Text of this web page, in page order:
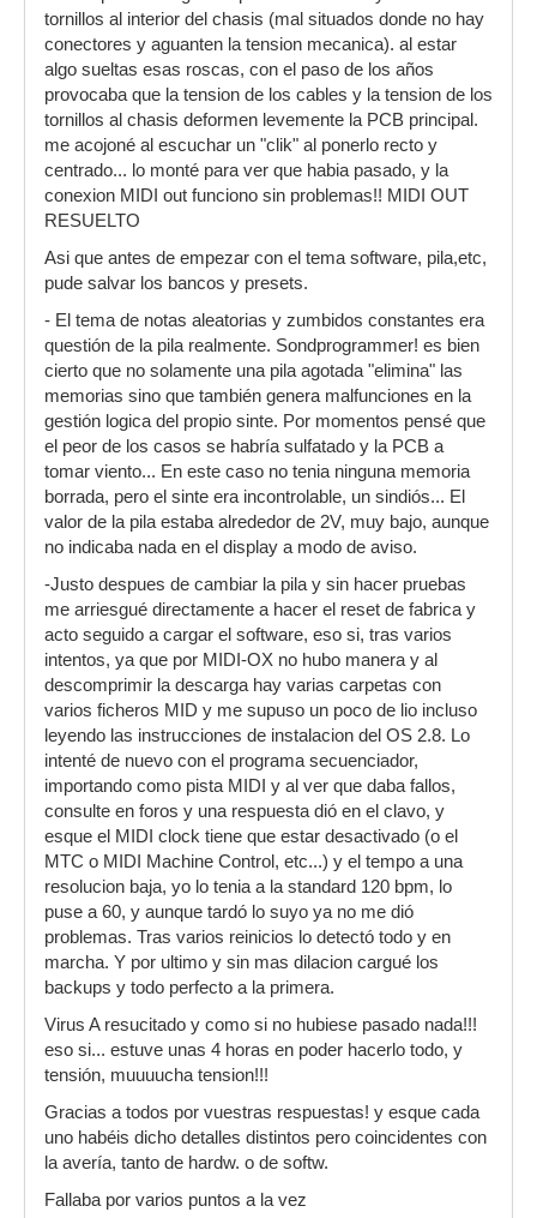
tornillos al interior del chasis (mal situados donde no hay
conectores y aguanten la tension mecanica). al estar
algo sueltas esas roscas, con el paso de los años
provocaba que la tension de los cables y la tension de los
tornillos al chasis deformen levemente la PCB principal.
me acojoné al escuchar un "clik" al ponerlo recto y
centrado... lo monté para ver que habia pasado, y la
conexion MIDI out funciono sin problemas!! MIDI OUT
RESUELTO
Asi que antes de empezar con el tema software, pila,etc,
pude salvar los bancos y presets.
- El tema de notas aleatorias y zumbidos constantes era
questión de la pila realmente. Sondprogrammer! es bien
cierto que no solamente una pila agotada "elimina" las
memorias sino que también genera malfunciones en la
gestión logica del propio sinte. Por momentos pensé que
el peor de los casos se habría sulfatado y la PCB a
tomar viento... En este caso no tenia ninguna memoria
borrada, pero el sinte era incontrolable, un sindiós... El
valor de la pila estaba alrededor de 2V, muy bajo, aunque
no indicaba nada en el display a modo de aviso.
-Justo despues de cambiar la pila y sin hacer pruebas
me arriesgué directamente a hacer el reset de fabrica y
acto seguido a cargar el software, eso si, tras varios
intentos, ya que por MIDI-OX no hubo manera y al
descomprimir la descarga hay varias carpetas con
varios ficheros MID y me supuso un poco de lio incluso
leyendo las instrucciones de instalacion del OS 2.8. Lo
intenté de nuevo con el programa secuenciador,
importando como pista MIDI y al ver que daba fallos,
consulte en foros y una respuesta dió en el clavo, y
esque el MIDI clock tiene que estar desactivado (o el
MTC o MIDI Machine Control, etc...) y el tempo a una
resolucion baja, yo lo tenia a la standard 120 bpm, lo
puse a 60, y aunque tardó lo suyo ya no me dió
problemas. Tras varios reinicios lo detectó todo y en
marcha. Y por ultimo y sin mas dilacion cargué los
backups y todo perfecto a la primera.
Virus A resucitado y como si no hubiese pasado nada!!!
eso si... estuve unas 4 horas en poder hacerlo todo, y
tensión, muuuucha tension!!!
Gracias a todos por vuestras respuestas! y esque cada
uno habéis dicho detalles distintos pero coincidentes con
la avería, tanto de hardw. o de softw.
Fallaba por varios puntos a la vez